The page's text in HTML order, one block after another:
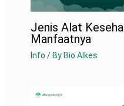
Jenis Alat
Manfaatnya
Info / By Bio Alkes